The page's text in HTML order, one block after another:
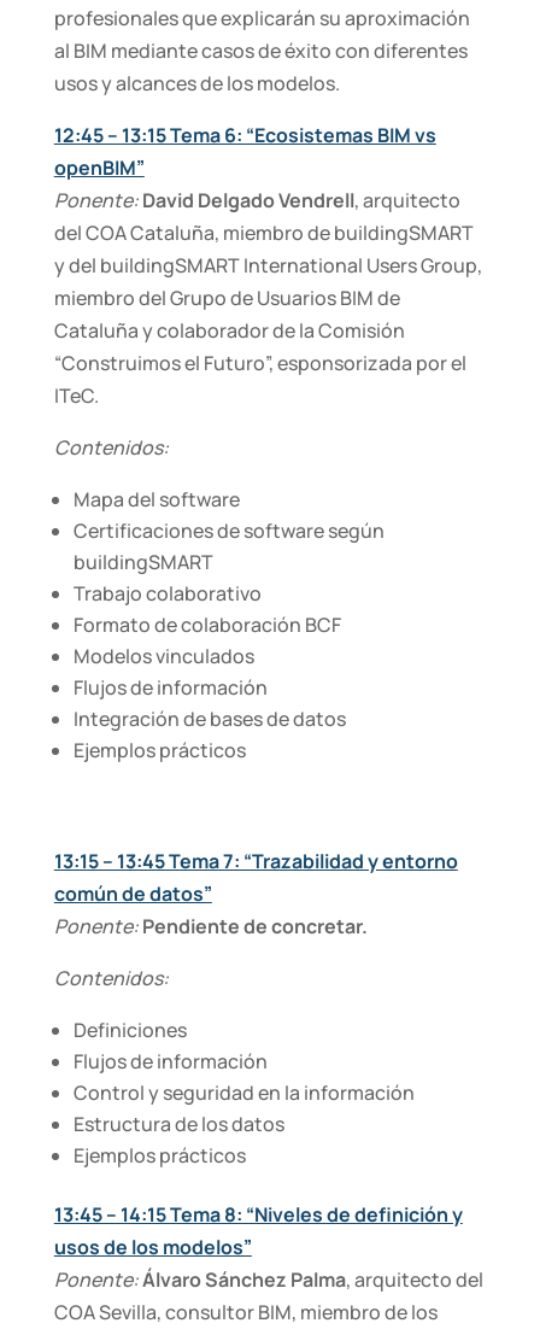
profesionales que explicarán su aproximación
al BIM mediante casos de éxito con diferentes
usos y alcances de los modelos.
12:45 – 13:15 Tema 6: “Ecosistemas BIM vs
openBIM”
Ponente:David Delgado Vendrell, arquitecto
del COA Cataluña, miembro de buildingSMART
y del buildingSMART International Users Group,
miembro del Grupo de Usuarios BIM de
Cataluña y colaborador de la Comisión
“Construimos el Futuro”, esponsorizada por el
ITeC.
Contenidos:
Mapa del software
Certificaciones de software según
buildingSMART
Trabajo colaborativo
Formato de colaboración BCF
Modelos vinculados
Flujos de información
Integración de bases de datos
Ejemplos prácticos
13:15 – 13:45 Tema 7: “Trazabilidad y entorno
común de datos”
Ponente:Pendiente de concretar.
Contenidos:
Definiciones
Flujos de información
Control y seguridad en la información
Estructura de los datos
Ejemplos prácticos
13:45 – 14:15 Tema 8: “Niveles de definición y
usos de los modelos”
Ponente:Álvaro Sánchez Palma, arquitecto del
COA Sevilla, consultor BIM, miembro de los